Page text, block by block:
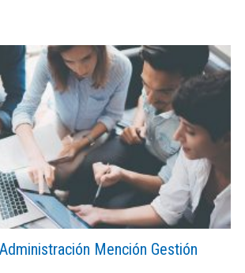
Mención Gestión